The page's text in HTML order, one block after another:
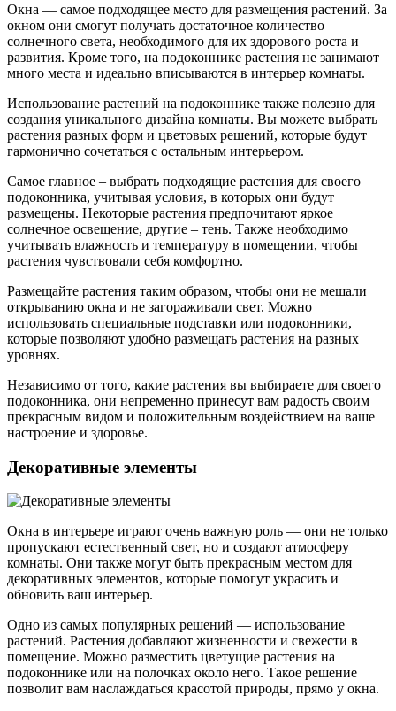
Окна — самое подходящее место для размещения растений. За
окном они смогут получать достаточное количество
солнечного света, необходимого для их здорового роста и
развития. Кроме того, на подоконнике растения не занимают
много места и идеально вписываются в интерьер комнаты.
Использование растений на подоконнике также полезно для
создания уникального дизайна комнаты. Вы можете выбрать
растения разных форм и цветовых решений, которые будут
гармонично сочетаться с остальным интерьером.
Самое главное – выбрать подходящие растения для своего
подоконника, учитывая условия, в которых они будут
размещены. Некоторые растения предпочитают яркое
солнечное освещение, другие – тень. Также необходимо
учитывать влажность и температуру в помещении, чтобы
растения чувствовали себя комфортно.
Размещайте растения таким образом, чтобы они не мешали
открыванию окна и не загораживали свет. Можно
использовать специальные подставки или подоконники,
которые позволяют удобно размещать растения на разных
уровнях.
Независимо от того, какие растения вы выбираете для своего
подоконника, они непременно принесут вам радость своим
прекрасным видом и положительным воздействием на ваше
настроение и здоровье.
Декоративные элементы
Окна в интерьере играют очень важную роль — они не только
пропускают естественный свет, но и создают атмосферу
комнаты. Они также могут быть прекрасным местом для
декоративных элементов, которые помогут украсить и
обновить ваш интерьер.
Одно из самых популярных решений — использование
растений. Растения добавляют жизненности и свежести в
помещение. Можно разместить цветущие растения на
подоконнике или на полочках около него. Такое решение
позволит вам наслаждаться красотой природы, прямо у окна.